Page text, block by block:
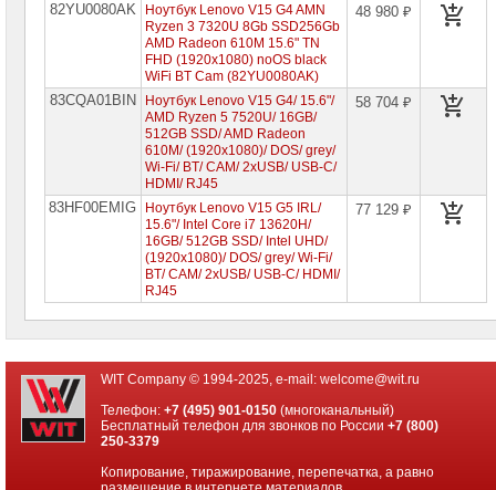
Ноутбуки
Huawei
Lenovo
Lenovo
Xiaoxin
Lenovo
Legion
Ноутбуки
Lenovo
ThinkPad
Ноутбуки
Lenovo
82YU0080AK
Ноутбук Lenovo V15 G4 AMN
Ryzen 3 7320U 8Gb SSD256Gb
AMD Radeon 610M 15.6" TN
FHD (1920x1080) noOS black
WiFi BT Cam (82YU0080AK)
48 980 ₽
83CQA01BIN
Ноутбук Lenovo V15 G4/ 15.6"/
AMD Ryzen 5 7520U/ 16GB/
512GB SSD/ AMD Radeon
610M/ (1920x1080)/ DOS/ grey/
Wi-Fi/ BT/ CAM/ 2xUSB/ USB-C/
HDMI/ RJ45
58 704 ₽
83HF00EMIG
Ноутбук Lenovo V15 G5 IRL/
15.6"/ Intel Core i7 13620H/
16GB/ 512GB SSD/ Intel UHD/
(1920x1080)/ DOS/ grey/ Wi-Fi/
BT/ CAM/ 2xUSB/ USB-C/ HDMI/
RJ45
77 129 ₽
WIT Company © 1994-2025, e-mail: welcome@wit.ru
Телефон:+7 (495) 901-0150 (многоканальный)
Бесплатный телефон для звонков по России+7 (800)
250-3379
Копирование, тиражирование, перепечатка, а равно